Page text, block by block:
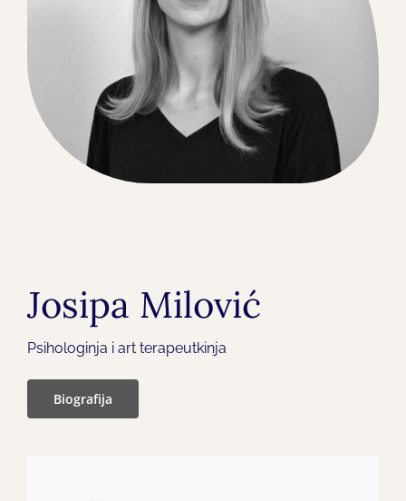
Josipa Milović
Psihologinja i art terapeutkinja
Biografija